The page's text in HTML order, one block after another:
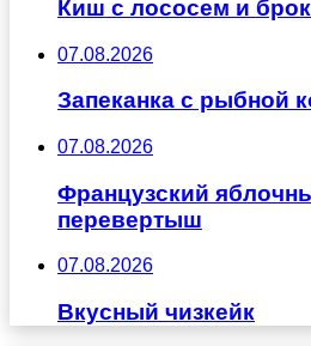
Киш с лососем и
07.08.2026
Запеканка с рыбной
07.08.2026
Французский
перевертыш
07.08.2026
Вкусный чизкейк